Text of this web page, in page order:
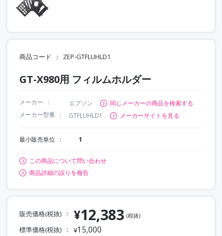
商品コード ZEP-GTFLUHLD1
GT-X980用 フィルムホルダー
メーカー エプソン
同じメーカーの商品を検索する
メーカー型番
GTFLUHLD1 メーカーサイトを見る
最小販売単位 1
この商品について問い合わせ
商品詳細の誤りを報告
販売価格(税抜) ¥12,383 (税抜)
標準価格(税抜) ¥15,000